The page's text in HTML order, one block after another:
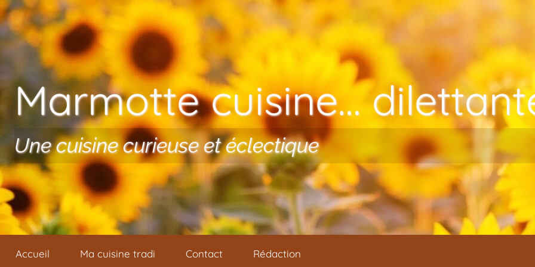
Aller au contenu
Marmotte cuisine…
Une cuisine curieuse et éclectique
Accueil Ma cuisine tradi Contact Rédaction